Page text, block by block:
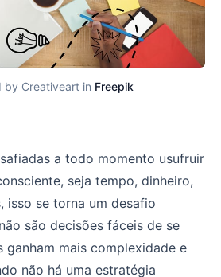
by Creativeart in Freepik
ser o meio para alcançar
a todo momento usufruir
seja tempo, dinheiro,
isso se torna um desafio
são decisões fáceis de se
ganham mais complexidade e
não há uma estratégia